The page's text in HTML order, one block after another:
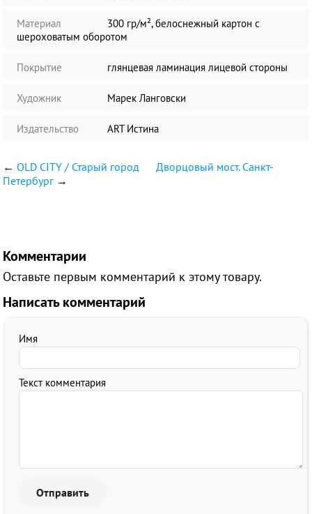
Материал
300 гр/м², белоснежный картон с
шероховатым оборотом
Покрытие глянцевая ламинация лицевой стороны
Художник Марек Ланговски
Издательство ART Истина
←OLD CITY / Старый город
Дворцовый мост. Санкт-
Петербург →
Комментарии
Оставьте первым комментарий к этому товару.
Написать комментарий
Имя
Текст комментария